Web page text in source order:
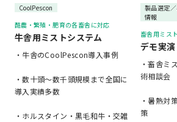
CoolPescon
酪農・繁殖・肥育の各畜舎に対応
牛舎用ミストシステム
・牛舎のCoolPescon導入事例
・数十頭～数千頭規模まで全国に
導入実績多数
・ホルスタイン・黒毛和牛・交雑
製品選定
情報
畜舎用ミス
デモ実
・畜舎ミ
術相談会
・暑熱対
策